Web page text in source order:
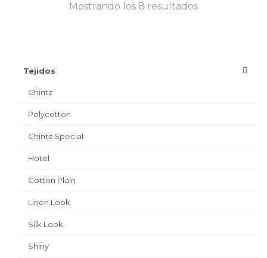
Mostrando los 8 resultados
Tejidos
Chintz
Polycotton
Chintz Special
Hotel
Cotton Plain
Linen Look
Silk Look
Shiny